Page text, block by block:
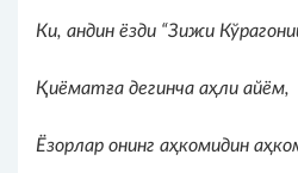
Ки, андин ёзди “Зижи
Қиёматға дегинча аҳли айём,
Ёзорлар онинг аҳкомидин